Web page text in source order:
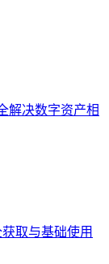
解决数字资产相
取与基础使用